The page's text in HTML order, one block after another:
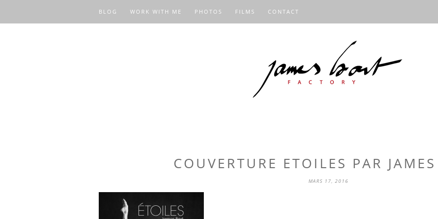
BLOG WORK WITH ME PHOTOS FILMS CONTACT
COUVERTURE ETOILES PAR
MARS 17, 2016